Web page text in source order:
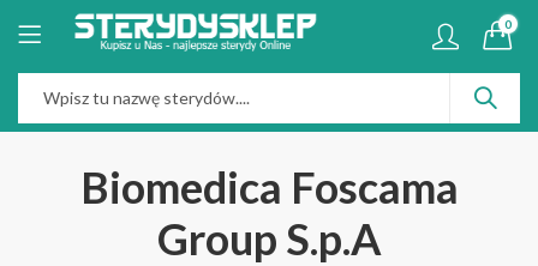
0
Biomedica Foscama
Group S.p.A